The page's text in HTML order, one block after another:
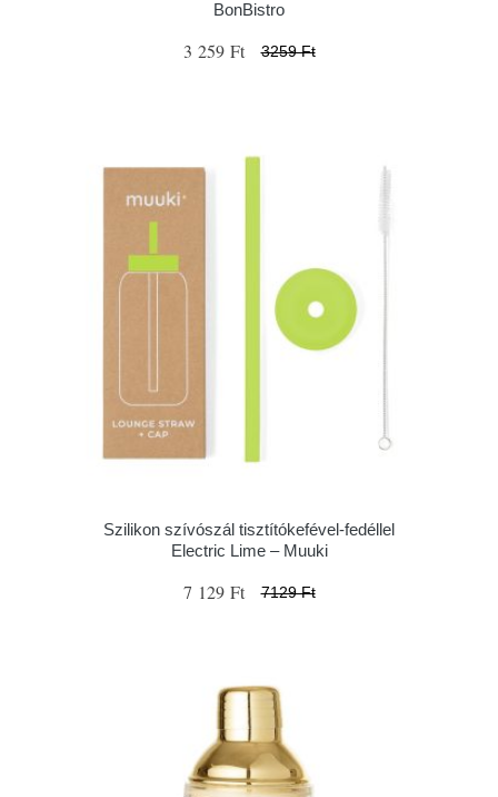
BonBistro
3 259 Ft 3259 Ft
Szilikon szívószál tisztítókefével-fedéllel
Electric Lime – Muuki
7 129 Ft 7129 Ft